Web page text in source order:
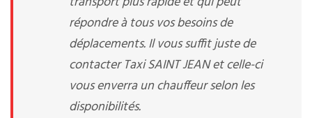
répondre à tous vos besoins de
déplacements. Il vous suffit juste de
contacter Taxi SAINT JEAN et celle-ci
vous enverra un chauffeur selon les
disponibilités.